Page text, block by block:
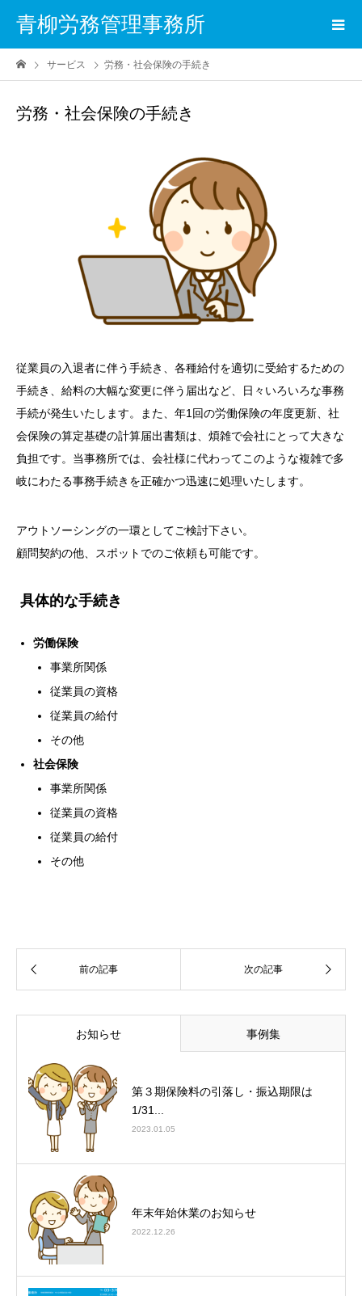
青柳労務管理事務所
サービス 労務・社会保険の手続き
労務・社会保険の手続き
従業員の入退者に伴う手続き、各種給付を適切に受給するための
手続き、給料の大幅な変更に伴う届出など、日々いろいろな事務
手続が発生いたします。また、年1回の労働保険の年度更新、社
会保険の算定基礎の計算届出書類は、煩雑で会社にとって大きな
負担です。当事務所では、会社様に代わってこのような複雑で多
岐にわたる事務手続きを正確かつ迅速に処理いたします。
アウトソーシングの一環としてご検討下さい。
顧問契約の他、スポットでのご依頼も可能です。
具体的な手続き
労働保険
事業所関係
従業員の資格
従業員の給付
その他
社会保険
事業所関係
従業員の資格
従業員の給付
その他
お知らせ 事例集
第３期保険料の引落し・振込期限は
1/31...
2023.01.05
年末年始休業のお知らせ
2022.12.26